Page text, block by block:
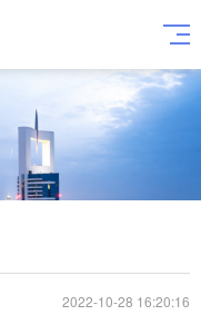
2022-10-28 16:20:16